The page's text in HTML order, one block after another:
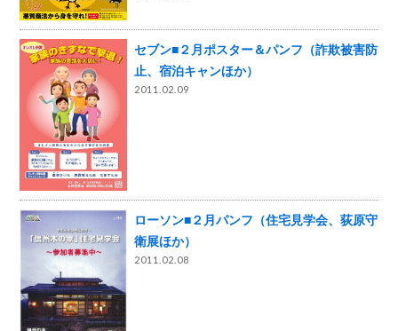
セブン■２月ポスター＆パンフ（詐欺被害防
止、宿泊キャンほか）
2011.02.09
ローソン■２月パンフ（住宅見学会、荻原守
衛展ほか）
2011.02.08